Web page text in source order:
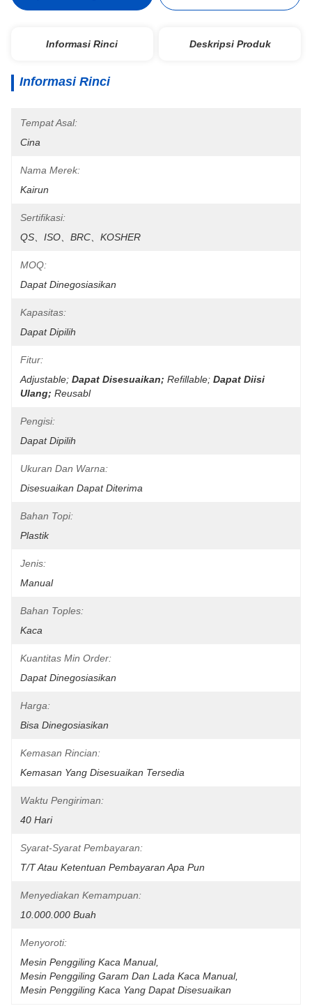
Informasi Rinci Deskripsi Produk
Informasi Rinci
Tempat Asal:
Cina
Nama Merek:
Kairun
Sertifikasi:
QS、ISO、BRC、KOSHER
MOQ:
Dapat Dinegosiasikan
Kapasitas:
Dapat Dipilih
Fitur:
Adjustable; Dapat Disesuaikan; Refillable; Dapat Diisi
Ulang; Reusabl
Pengisi:
Dapat Dipilih
Ukuran Dan Warna:
Disesuaikan Dapat Diterima
Bahan Topi:
Plastik
Jenis:
Manual
Bahan Toples:
Kaca
Kuantitas Min Order:
Dapat Dinegosiasikan
Harga:
Bisa Dinegosiasikan
Kemasan Rincian:
Kemasan Yang Disesuaikan Tersedia
Waktu Pengiriman:
40 Hari
Syarat-Syarat Pembayaran:
T/T Atau Ketentuan Pembayaran Apa Pun
Menyediakan Kemampuan:
10.000.000 Buah
Menyoroti:
Mesin Penggiling Kaca Manual,
Mesin Penggiling Garam Dan Lada Kaca Manual,
Mesin Penggiling Kaca Yang Dapat Disesuaikan